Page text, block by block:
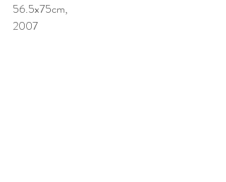
56.5x75cm,
2007